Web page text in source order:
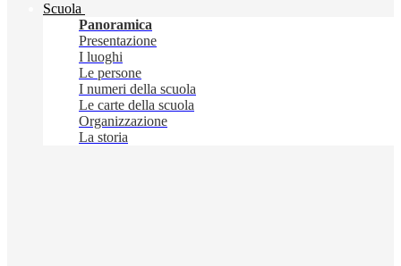
Scuola
Panoramica
Presentazione
I luoghi
Le persone
I numeri della scuola
Le carte della scuola
Organizzazione
La storia